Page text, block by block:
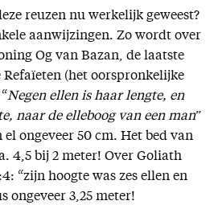
reuzen nu werkelijk geweest?
aanwijzingen. Zo wordt over
Og van Bazan, de laatste
(het oorspronkelijke
Negen ellen is haar lengte, en
naar de elleboog van een man”
el ongeveer 50 cm. Het bed van
4,5 bij 2 meter! Over Goliath
“zijn hoogte was zes ellen en
ongeveer 3,25 meter!